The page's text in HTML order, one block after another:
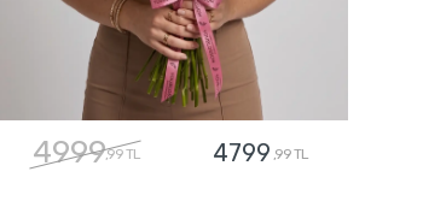
4999,99 TL 4799 ,99 TL